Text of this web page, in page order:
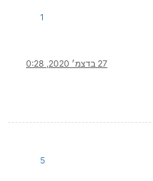
1
27 בדצמ׳ 2020, 0:28
5